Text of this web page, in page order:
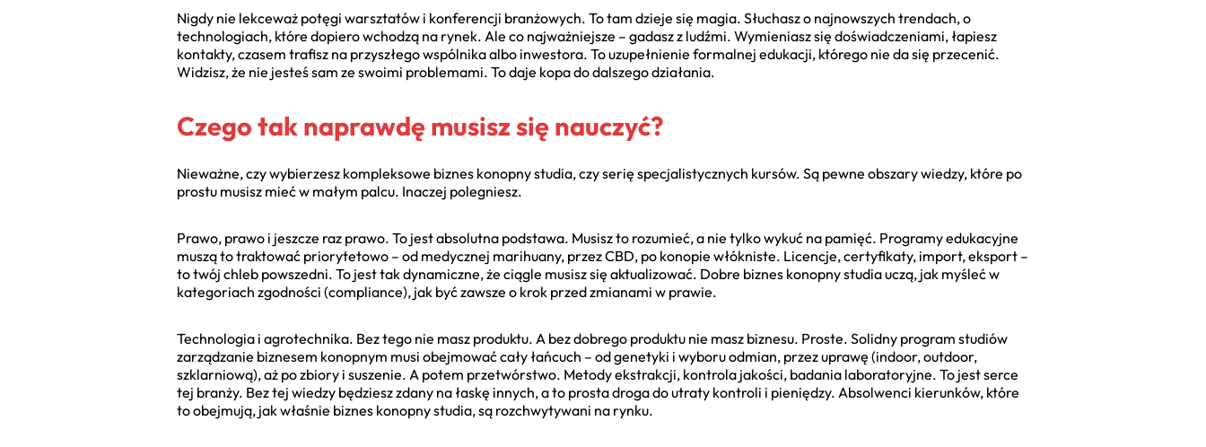
Nigdy nie lekceważ potęgi warsztatów i konferencji branżowych. To tam dzieje się magia. Słuchasz o najnowszych trendach, o
technologiach, które dopiero wchodzą na rynek. Ale co najważniejsze – gadasz z ludźmi. Wymieniasz się doświadczeniami, łapiesz
kontakty, czasem trafisz na przyszłego wspólnika albo inwestora. To uzupełnienie formalnej edukacji, którego nie da się przecenić.
Widzisz, że nie jesteś sam ze swoimi problemami. To daje kopa do dalszego działania.
Czego tak naprawdę musisz się nauczyć?
Nieważne, czy wybierzesz kompleksowe biznes konopny studia, czy serię specjalistycznych kursów. Są pewne obszary wiedzy, które po
prostu musisz mieć w małym palcu. Inaczej polegniesz.
Prawo, prawo i jeszcze raz prawo. To jest absolutna podstawa. Musisz to rozumieć, a nie tylko wykuć na pamięć. Programy edukacyjne
muszą to traktować priorytetowo – od medycznej marihuany, przez CBD, po konopie włókniste. Licencje, certyfikaty, import, eksport –
to twój chleb powszedni. To jest tak dynamiczne, że ciągle musisz się aktualizować. Dobre biznes konopny studia uczą, jak myśleć w
kategoriach zgodności (compliance), jak być zawsze o krok przed zmianami w prawie.
Technologia i agrotechnika. Bez tego nie masz produktu. A bez dobrego produktu nie masz biznesu. Proste. Solidny program studiów
zarządzanie biznesem konopnym musi obejmować cały łańcuch – od genetyki i wyboru odmian, przez uprawę (indoor, outdoor,
szklarniową), aż po zbiory i suszenie. A potem przetwórstwo. Metody ekstrakcji, kontrola jakości, badania laboratoryjne. To jest serce
tej branży. Bez tej wiedzy będziesz zdany na łaskę innych, a to prosta droga do utraty kontroli i pieniędzy. Absolwenci kierunków, które
to obejmują, jak właśnie biznes konopny studia, są rozchwytywani na rynku.